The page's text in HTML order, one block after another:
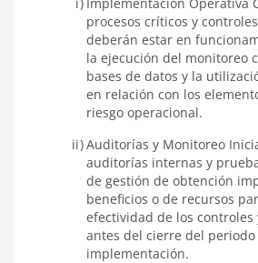
procesos críticos y
deberán estar en
la ejecución del monitoreo
bases de datos y la
en relación con los
riesgo operacional.
Auditorías y Monitoreo
auditorías internas y
de gestión de obtención
beneficios o de recursos
efectividad de los controles
antes del cierre del periodo
implementación.